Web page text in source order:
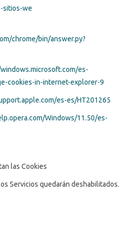
sitios-we
chrome/bin/answer.py?
es-
cookies-in-internet-explorer-9
es-es/HT201265
Windows/11.50/es-
las Cookies
Servicios quedarán deshabilitados.